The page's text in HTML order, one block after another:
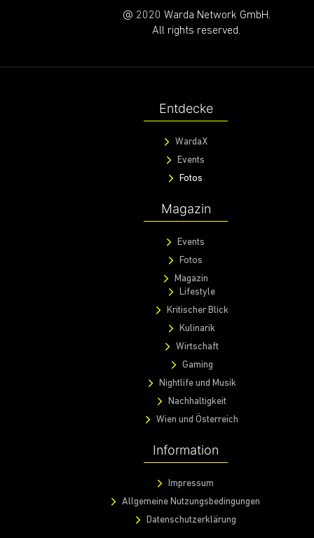
@ 2020 Warda Network GmbH.
All rights reserved.
Entdecke
WardaX
Events
Fotos
Magazin
Events
Fotos
Magazin
Lifestyle
Kritischer Blick
Kulinarik
Wirtschaft
Gaming
Nightlife und Musik
Nachhaltigkeit
Wien und Österreich
Information
Impressum
Allgemeine Nutzungsbedingungen
Datenschutzerklärung